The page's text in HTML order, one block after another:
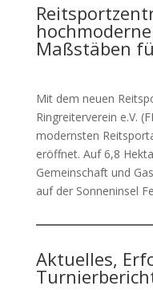
Maßstäben
Mit dem neuen
Ringreiterverein e.V.
modernsten
eröffnet. Auf 6,8
Gemeinschaft und
auf der Sonneninsel
Aktuelles,